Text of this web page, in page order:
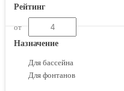
Рейтинг
от
Назначение
Для бассейна
Для фонтанов